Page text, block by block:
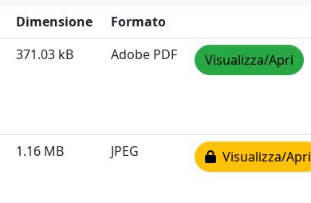
Dimensione
Formato
371.03 kB Adobe PDF Visualizza/Apri
1.16 MB JPEG Visualizza/Apri